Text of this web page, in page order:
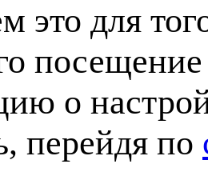
это для
о
перейдя по